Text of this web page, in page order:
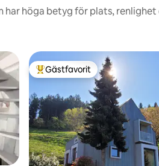
har höga betyg för plats, renlighet
Populär gästfavorit
Gästfavorit